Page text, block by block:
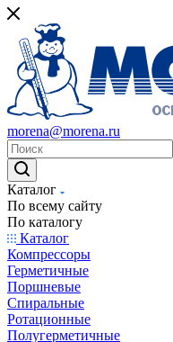
morena@morena.ru
Каталог
По всему сайту
По каталогу
Каталог
Компрессоры
Герметичные
Поршневые
Спиральные
Ротационные
Полугерметичные